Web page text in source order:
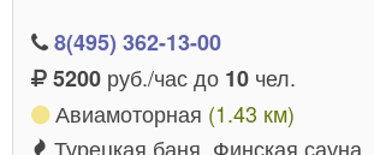
8(495) 362-13-00
5200 руб./час до 10 чел.
Авиамоторная (1.43 км)
Турецкая баня, Финская сауна